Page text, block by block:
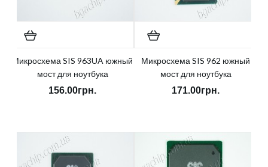
Микросхема SIS 963UA южный
мост для ноутбука
156.00грн.
Микросхема SIS 962 южный
мост для ноутбука
171.00грн.